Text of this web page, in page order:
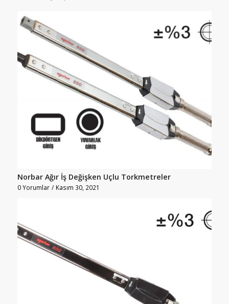
Norbar Ağır İş Değişken Uçlu Torkmetreler
0 Yorumlar / Kasım 30, 2021